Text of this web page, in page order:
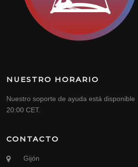
NUESTRO HORARIO
Nuestro soporte de ayuda está
20:00 CET.
CONTACTO
Gijón